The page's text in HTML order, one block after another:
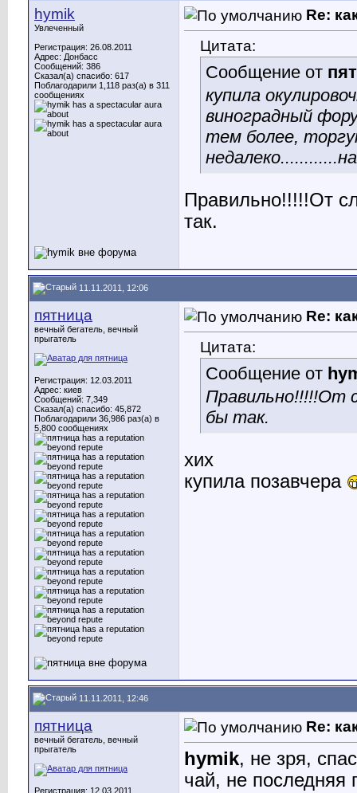
hymik
Увлеченный
Регистрация: 26.08.2011
Адрес: Донбасс
Сообщений: 386
Сказал(а) спасибо: 617
Поблагодарили 1,118 раз(а) в 311
сообщениях
Re:
Цитата:
Сообщение от
купила
виноградный
тем более,
Правильно!!!!!От
так.
11.11.2011, 12:06
пятница
вечный бегатель, вечный
прыгатель
Регистрация: 12.03.2011
Адрес: киев
Сообщений: 7,349
Сказал(а) спасибо: 45,872
Поблагодарили 36,986 раз(а) в
5,800 сообщениях
Re:
Цитата:
Сообщение от
Правильно!!!!!От
бы так.
хих
купила позавчера
11.11.2011, 12:46
пятница
вечный бегатель, вечный
прыгатель
Регистрация: 12.03.2011
Re:
hymik, не зря,
чай, не последняя